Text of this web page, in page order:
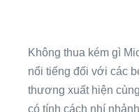
Không thua kém gì
nổi tiếng đối với các
thương xuất hiện
có tính cách nhí